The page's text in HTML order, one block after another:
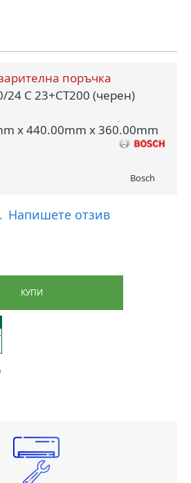
поръчка
24 C 23+CT200 (черен)
x 440.00mm x 360.00mm
Bosch
Напишете отзив
КУПИ